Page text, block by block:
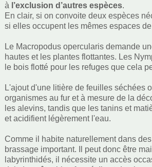
à l’exclusion d’autres espèces.
En clair, si on convoite deux espèces
si elles occupent les mêmes espaces
Le Macropodus opercularis demande
hautes et les plantes flottantes. Les
le bois flotté pour les refuges que cela
L'ajout d'une litière de feuilles séchées
organismes au fur et à mesure de la
les alevins, tandis que les tanins et
et acidifient légèrement l'eau.
Comme il habite naturellement dans
brassage important. Il peut donc être
labyrinthidés, il nécessite un accès